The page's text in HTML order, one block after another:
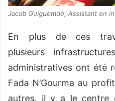
Jacob Guiguemdé, Assistant en
En plus de ces
plusieurs
administratives ont été
Fada N’Gourma au
autres, il y a le centre